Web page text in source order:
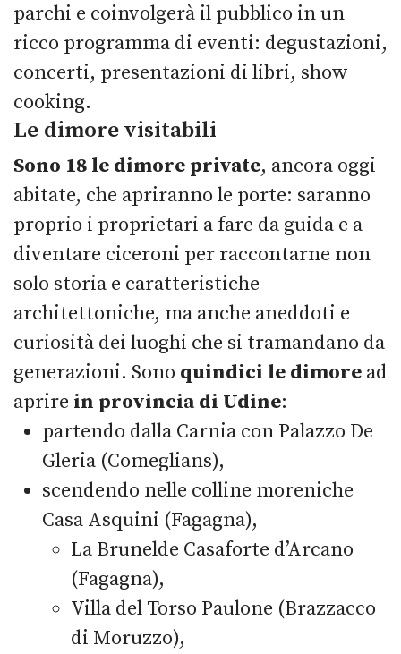
parchi e coinvolgerà il pubblico in un
ricco programma di eventi: degustazioni,
concerti, presentazioni di libri, show
cooking.
Le dimore visitabili
Sono 18 le dimore private, ancora oggi
abitate, che apriranno le porte: saranno
proprio i proprietari a fare da guida e a
diventare ciceroni per raccontarne non
solo storia e caratteristiche
architettoniche, ma anche aneddoti e
curiosità dei luoghi che si tramandano da
generazioni. Sono quindici le dimore ad
aprire in provincia di Udine:
partendo dalla Carnia con Palazzo De
Gleria (Comeglians),
scendendo nelle colline moreniche
Casa Asquini (Fagagna),
La Brunelde Casaforte d’Arcano
(Fagagna),
Villa del Torso Paulone (Brazzacco
di Moruzzo),